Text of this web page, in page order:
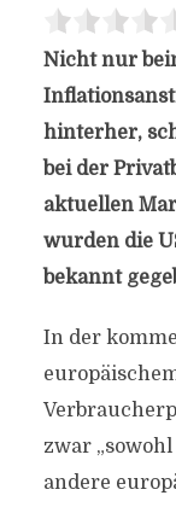
Nicht nur
hinterher,
bei der
aktuellen
wurden die
bekannt
In der
zwar
andere